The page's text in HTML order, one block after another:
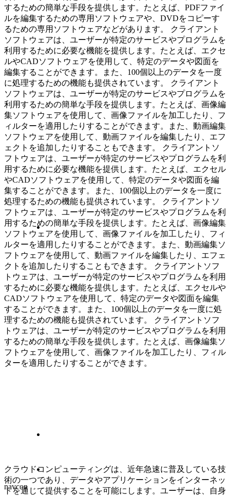
するための簡単な手段を提供します。たとえば、PDFファイ
ルを編集するための専用ソフトウェアや、DVDをコピーす
るための専用ソフトウェアなどがあります。 クライアント
ソフトウェアは、ユーザーが特定のサービスやプログラムを
利用するために必要な機能を提供します。たとえば、エクセ
ルやCADソフトウェアを使用して、特定のデータや図面を
編集することができます。また、100個以上のデータを一度
に処理するための機能も提供されています。 クライアント
ソフトウェアは、ユーザーが特定のサービスやプログラムを
利用するための簡単な手段を提供します。たとえば、画像編
集ソフトウェアを使用して、画像ファイルを加工したり、フ
ィルターを適用したりすることができます。また、動画編集
ソフトウェアを使用して、動画ファイルを編集したり、エフ
ェクトを追加したりすることもできます。 クライアントソ
フトウェアは、ユーザーが特定のサービスやプログラムを利
用するために必要な機能を提供します。たとえば、エクセル
やCADソフトウェアを使用して、特定のデータや図面を編
集することができます。また、100個以上のデータを一度に
処理するための機能も提供されています。 クライアントソ
フトウェアは、ユーザーが特定のサービスやプログラムを利
用するための簡単な手段を提供します。たとえば、画像編集
ソフトウェアを使用して、画像ファイルを加工したり、フィ
ルターを適用したりすることができます。また、動画編集ソ
フトウェアを使用して、動画ファイルを編集したり、エフェ
クトを追加したりすることもできます。 クライアントソフ
トウェアは、ユーザーが特定のサービスやプログラムを利用
するために必要な機能を提供します。たとえば、エクセルや
CADソフトウェアを使用して、特定のデータや図面を編集
することができます。また、100個以上のデータを一度に処
理するための機能も提供されています。 クライアントソフ
トウェアは、ユーザーが特定のサービスやプログラムを利用
するための簡単な手段を提供します。たとえば、画像編集ソ
フトウェアを使用して、画像ファイルを加工したり、フィル
ターを適用したりすることができます。
クラウドコンピューティングは、近年急速に普及している技
術の一つであり、データやアプリケーションをインターネッ
トを通じて提供することを可能にします。ユーザーは、自身
navcon